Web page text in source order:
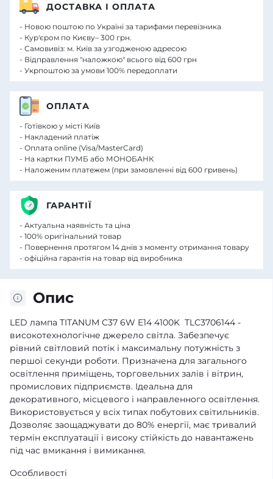
Опис
LED лампа TITANUM C37 6W E14 4100K TLС3706144 -
високотехнологічне джерело світла. Забезпечує
рівний світловий потік і максимальну потужність з
першої секунди роботи. Призначена для загального
освітлення приміщень, торговельних залів і вітрин,
промислових підприємств. Ідеальна для
декоративного, місцевого і направленного освітлення.
Використовується у всіх типах побутових світильників.
Дозволяє заощаджувати до 80% енергії, має тривалий
термін експлуатації і високу стійкість до навантажень
під час вмикання і вимикання.
Особливості
ДОСТАВКА І ОПЛАТА
- Новою поштою по Україні за тарифами перевізника
- Кур'єром по Києву– 300 грн.
- Самовивіз: м. Київ за узгодженою адресою
- Відправлення "наложкою" всього від 600 грн
- Укрпоштою за умови 100% передоплати
ОПЛАТА
- Готівкою у місті Київ
- Накладений платіж
- Оплата online (Visa/MasterCard)
- На картки ПУМБ або МОНОБАНК
- Наложеним платежем (при замовленні від 600 гривень)
ГАРАНТІЇ
- Актуальна наявність та ціна
- 100% оригінальний товар
- Повернення протягом 14 днів з моменту отримання товару
- офіційна гарантія на товар від виробника